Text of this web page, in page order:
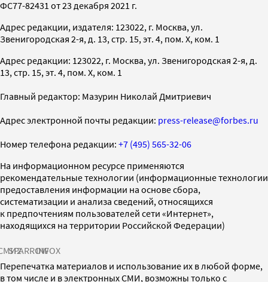
ФС77-82431 от 23 декабря 2021 г.
Адрес редакции, издателя: 123022, г. Москва, ул.
Звенигородская 2-я, д. 13, стр. 15, эт. 4, пом. X, ком. 1
Адрес редакции: 123022, г. Москва, ул. Звенигородская 2-я, д.
13, стр. 15, эт. 4, пом. X, ком. 1
Главный редактор: Мазурин Николай Дмитриевич
Адрес электронной почты редакции: press-release@forbes.ru
Номер телефона редакции: +7 (495) 565-32-06
На информационном ресурсе применяются
рекомендательные технологии (информационные технологии
предоставления информации на основе сбора,
систематизации и анализа сведений, относящихся
к предпочтениям пользователей сети «Интернет»,
находящихся на территории Российской Федерации)
SPARROWINFOX
Перепечатка материалов и использование их в любой форме,
в том числе и в электронных СМИ, возможны только с